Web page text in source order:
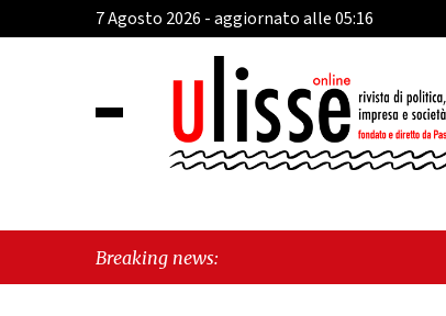
7 Agosto 2026 - aggiornato alle 05:16
Breaking news: